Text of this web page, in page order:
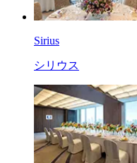
Sirius
シリウス